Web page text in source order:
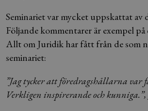
Seminariet var mycket uppskattat av
Följande kommentarer är exempel
Allt om Juridik har fått från de som
seminariet:
”Jag tycker att föredragshållarna var
Verkligen inspirerande och kunniga.”,